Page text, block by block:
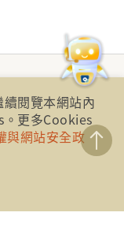
權所有
閱覽本網站內
。更多Cookies
與網站安全政